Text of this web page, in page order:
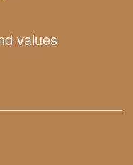
values